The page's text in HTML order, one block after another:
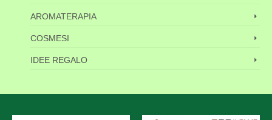
AROMATERAPIA
COSMESI
IDEE REGALO